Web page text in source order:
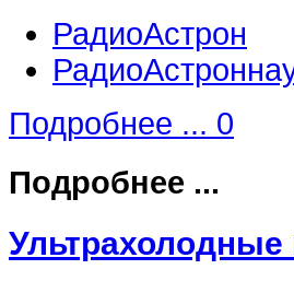
РадиоАстрон
Подробнее ... 0
Подробнее ...